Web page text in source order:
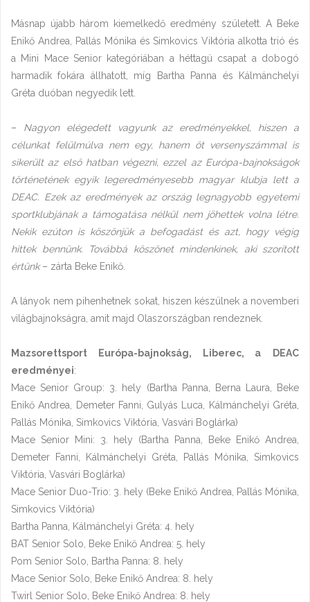
Másnap újabb három kiemelkedő eredmény született. A Beke
Enikő Andrea, Pallás Mónika és Simkovics Viktória alkotta trió és
a Mini Mace Senior kategóriában a héttagú csapat a dobogó
harmadik fokára állhatott, míg Bartha Panna és Kálmánchelyi
Gréta duóban negyedik lett.
– Nagyon elégedett vagyunk az eredményekkel, hiszen a
célunkat felülmúlva nem egy, hanem öt versenyszámmal is
sikerült az első hatban végezni, ezzel az Európa-bajnokságok
történetének egyik legeredményesebb magyar klubja lett a
DEAC. Ezek az eredmények az ország legnagyobb egyetemi
sportklubjának a támogatása nélkül nem jöhettek volna létre.
Nekik ezúton is köszönjük a befogadást és azt, hogy végig
hittek bennünk. Továbbá köszönet mindenkinek, aki szorított
értünk– zárta Beke Enikő.
A lányok nem pihenhetnek sokat, hiszen készülnek a novemberi
világbajnokságra, amit majd Olaszországban rendeznek.
Mazsorettsport Európa-bajnokság, Liberec, a
DEAC
eredményei:
Mace Senior Group: 3. hely (Bartha Panna, Berna Laura, Beke
Enikő Andrea, Demeter Fanni, Gulyás Luca, Kálmánchelyi Gréta,
Pallás Mónika, Simkovics Viktória, Vasvári Boglárka)
Mace Senior Mini: 3. hely (Bartha Panna, Beke Enikő Andrea,
Demeter Fanni, Kálmánchelyi Gréta, Pallás Mónika, Simkovics
Viktória, Vasvári Boglárka)
Mace Senior Duo-Trio: 3. hely (Beke Enikő Andrea, Pallás Mónika,
Simkovics Viktória)
Bartha Panna, Kálmánchelyi Gréta: 4. hely
BAT Senior Solo, Beke Enikő Andrea: 5. hely
Pom Senior Solo, Bartha Panna: 8. hely
Mace Senior Solo, Beke Enikő Andrea: 8. hely
Twirl Senior Solo, Beke Enikő Andrea: 8. hely